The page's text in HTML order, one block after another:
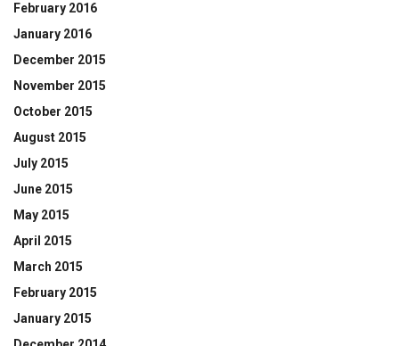
February 2016
January 2016
December 2015
November 2015
October 2015
August 2015
July 2015
June 2015
May 2015
April 2015
March 2015
February 2015
January 2015